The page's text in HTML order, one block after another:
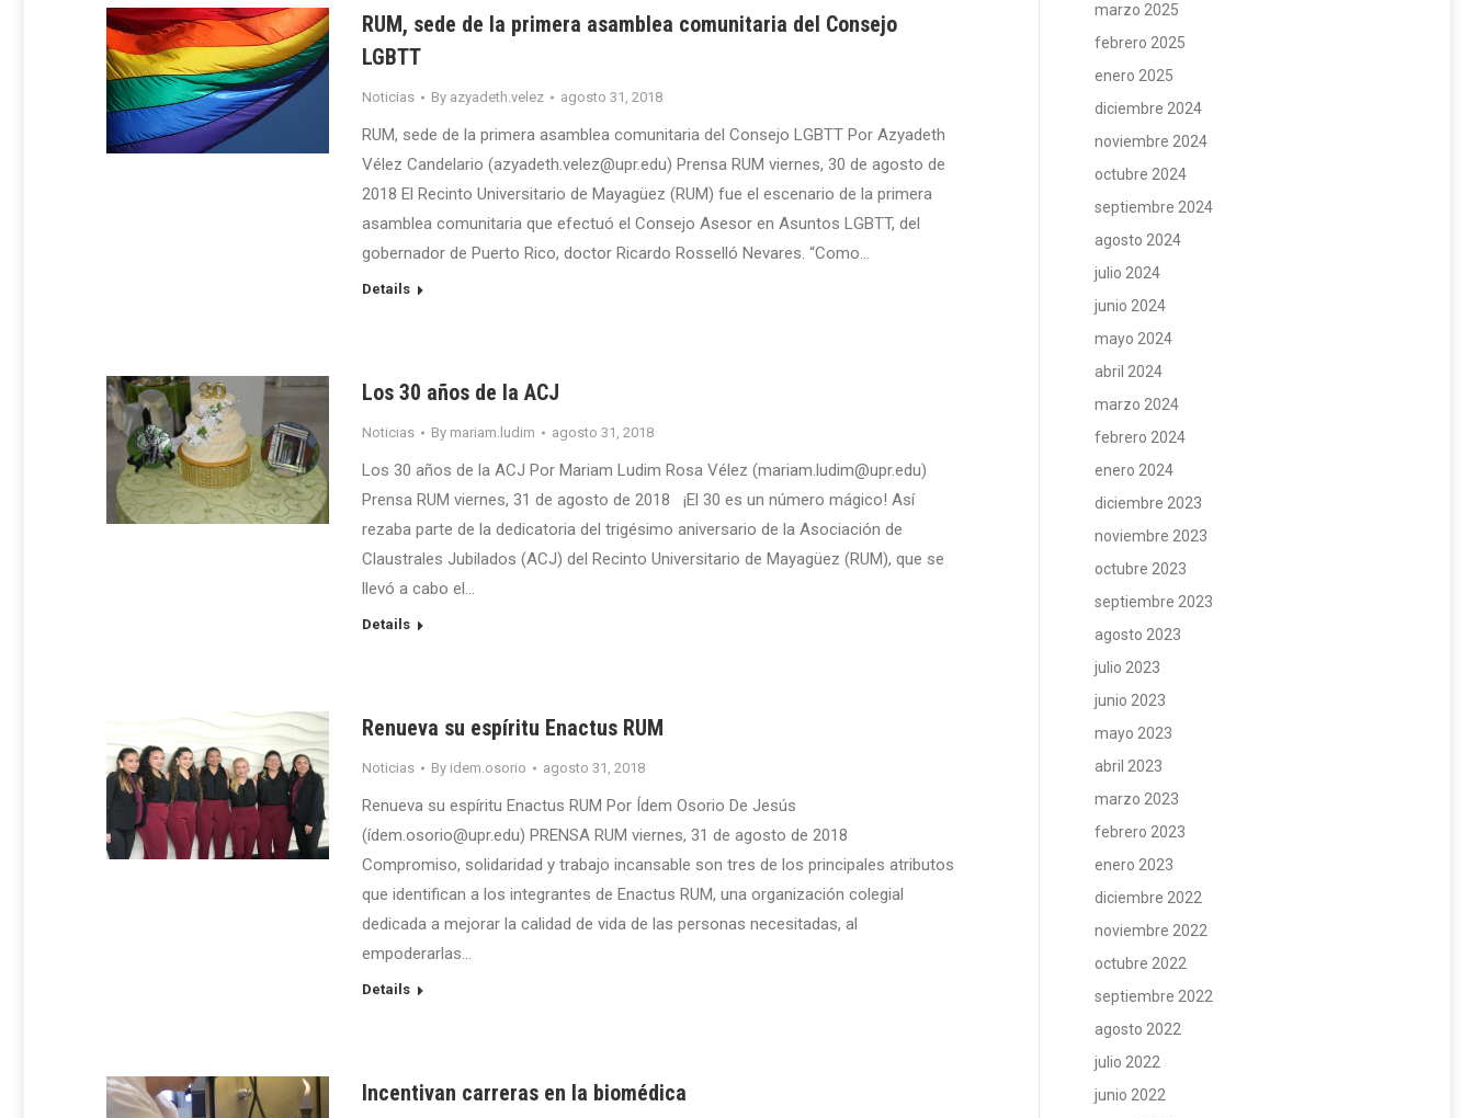
RUM, sede de la primera asamblea comunitaria del Consejo
LGBTT
Noticias By azyadeth.velez agosto 31, 2018
RUM, sede de la primera asamblea comunitaria del Consejo LGBTT Por Azyadeth
Vélez Candelario (azyadeth.velez@upr.edu) Prensa RUM viernes, 30 de agosto de
2018 El Recinto Universitario de Mayagüez (RUM) fue el escenario de la primera
asamblea comunitaria que efectuó el Consejo Asesor en Asuntos LGBTT, del
gobernador de Puerto Rico, doctor Ricardo Rosselló Nevares. “Como…
Details
Los 30 años de la ACJ
Noticias By mariam.ludim agosto 31, 2018
Los 30 años de la ACJ Por Mariam Ludim Rosa Vélez (mariam.ludim@upr.edu)
Prensa RUM viernes, 31 de agosto de 2018 ¡El 30 es un número mágico! Así
rezaba parte de la dedicatoria del trigésimo aniversario de la Asociación de
Claustrales Jubilados (ACJ) del Recinto Universitario de Mayagüez (RUM), que se
llevó a cabo el…
Details
Renueva su espíritu Enactus RUM
Noticias By idem.osorio agosto 31, 2018
Renueva su espíritu Enactus RUM Por Ídem Osorio De Jesús
(ídem.osorio@upr.edu) PRENSA RUM viernes, 31 de agosto de 2018
Compromiso, solidaridad y trabajo incansable son tres de los principales atributos
que identifican a los integrantes de Enactus RUM, una organización colegial
dedicada a mejorar la calidad de vida de las personas necesitadas, al
empoderarlas…
Details
Incentivan carreras en la biomédica
marzo 2025
febrero 2025
enero 2025
diciembre 2024
noviembre 2024
octubre 2024
septiembre 2024
agosto 2024
julio 2024
junio 2024
mayo 2024
abril 2024
marzo 2024
febrero 2024
enero 2024
diciembre 2023
noviembre 2023
octubre 2023
septiembre 2023
agosto 2023
julio 2023
junio 2023
mayo 2023
abril 2023
marzo 2023
febrero 2023
enero 2023
diciembre 2022
noviembre 2022
octubre 2022
septiembre 2022
agosto 2022
julio 2022
junio 2022